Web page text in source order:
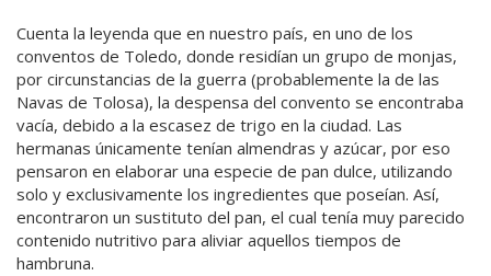
Cuenta la leyenda que en nuestro país, en uno de los
conventos de Toledo, donde residían un grupo de monjas,
por circunstancias de la guerra (probablemente la de las
Navas de Tolosa), la despensa del convento se encontraba
vacía, debido a la escasez de trigo en la ciudad. Las
hermanas únicamente tenían almendras y azúcar, por eso
pensaron en elaborar una especie de pan dulce, utilizando
solo y exclusivamente los ingredientes que poseían. Así,
encontraron un sustituto del pan, el cual tenía muy parecido
contenido nutritivo para aliviar aquellos tiempos de
hambruna.